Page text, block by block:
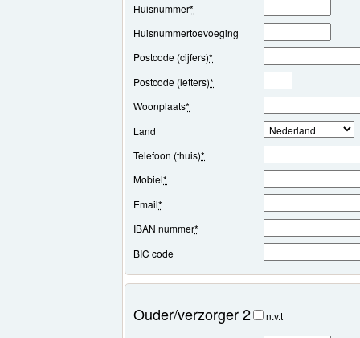
Huisnummer*
Huisnummertoevoeging
Postcode (cijfers)*
Postcode (letters)*
Woonplaats*
Land
Telefoon (thuis)*
Mobiel*
Email*
IBAN nummer*
BIC code
Ouder/verzorger 2 n.v.t